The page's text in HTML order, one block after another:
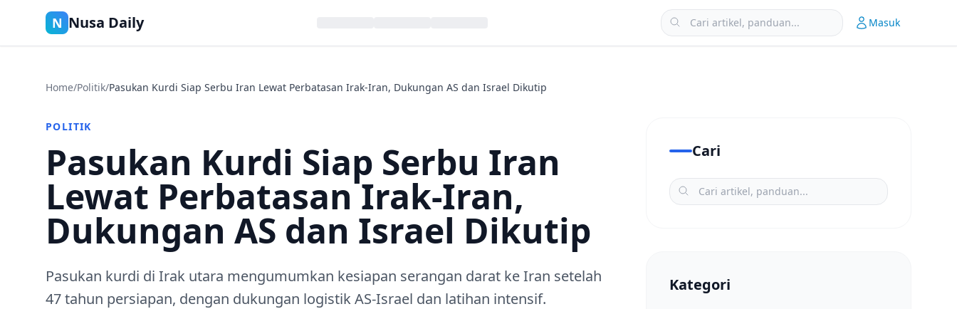
N Nusa Daily Masuk
Home/Politik/Pasukan Kurdi Siap Serbu Iran Lewat Perbatasan Irak‑Iran, Dukungan AS dan Israel Dikutip
POLITIK
Pasukan Kurdi Siap Serbu Iran
Lewat Perbatasan Irak‑Iran,
Dukungan AS dan Israel Dikutip
Pasukan kurdi di Irak utara mengumumkan kesiapan serangan darat ke Iran setelah
47 tahun persiapan, dengan dukungan logistik AS‑Israel dan latihan intensif.
Cari
Kategori